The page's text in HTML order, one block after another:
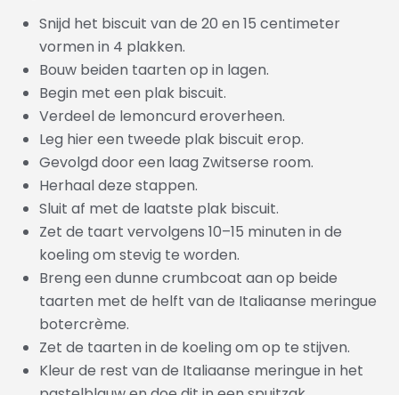
Snijd het biscuit van de 20 en 15 centimeter
vormen in 4 plakken.
Bouw beiden taarten op in lagen.
Begin met een plak biscuit.
Verdeel de lemoncurd eroverheen.
Leg hier een tweede plak biscuit erop.
Gevolgd door een laag Zwitserse room.
Herhaal deze stappen.
Sluit af met de laatste plak biscuit.
Zet de taart vervolgens 10–15 minuten in de
koeling om stevig te worden.
Breng een dunne crumbcoat aan op beide
taarten met de helft van de Italiaanse meringue
botercrème.
Zet de taarten in de koeling om op te stijven.
Kleur de rest van de Italiaanse meringue in het